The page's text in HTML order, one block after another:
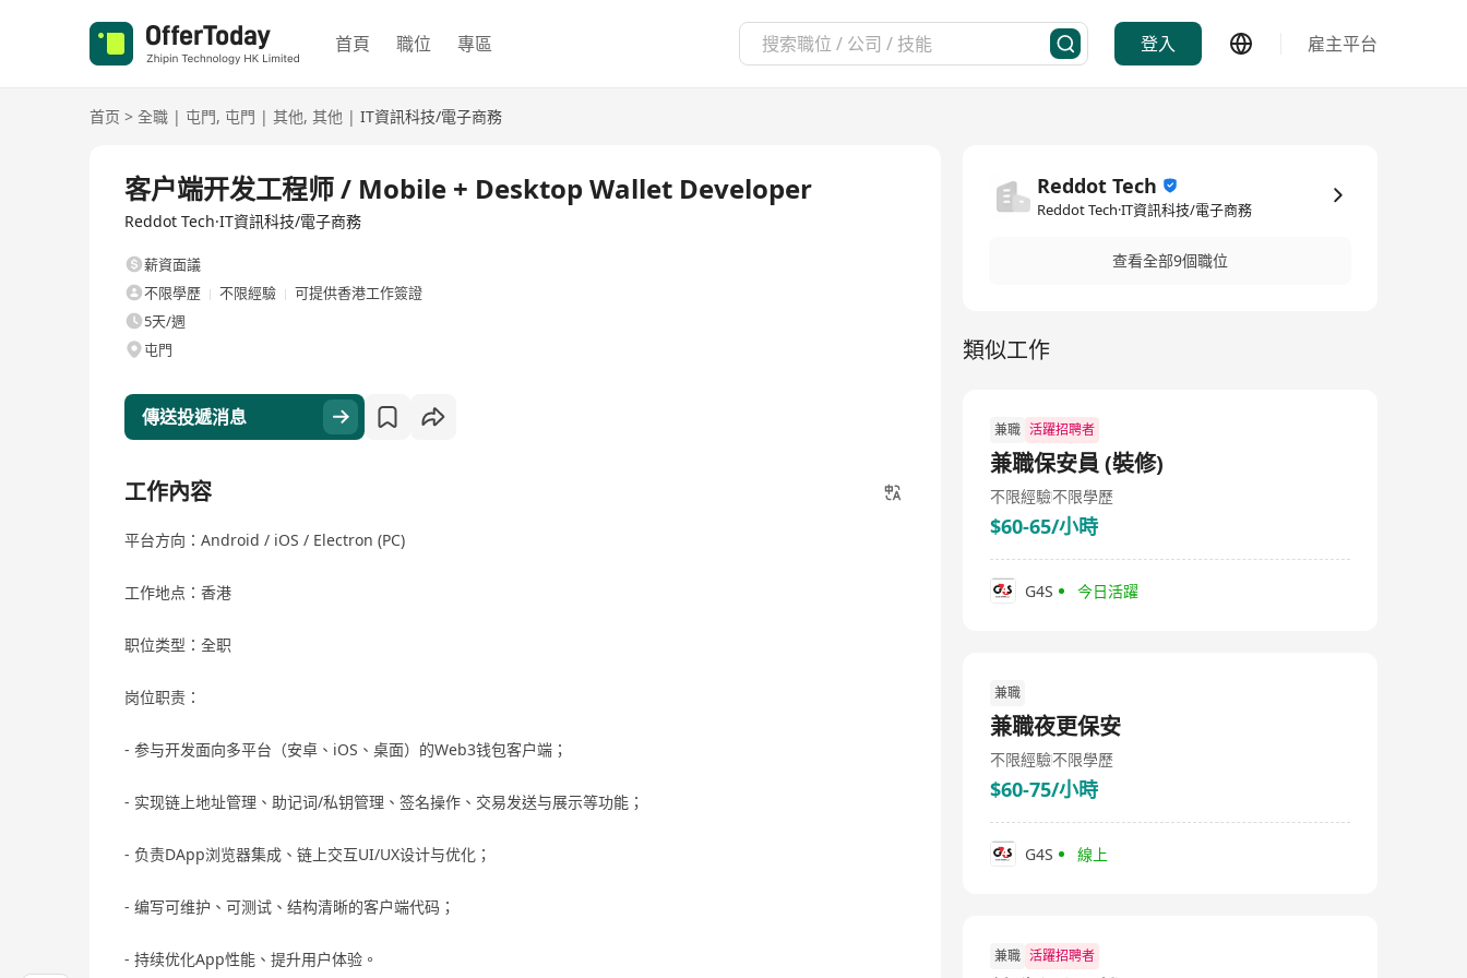
首頁 職位 專區 登入 雇主平台
首页 > 全職 | 屯門, 屯門 | 其他, 其他 | IT資訊科技/電子商務
客户端开发工程师 / Mobile + Desktop Wallet Developer
Reddot Tech·IT資訊科技/電子商務
薪資面議
不限學歷
不限經驗
可提供香港工作簽證
5天/週
屯門
傳送投遞消息
工作內容
平台方向：Android / iOS / Electron (PC)
工作地点：香港
职位类型：全职
岗位职责：
- 参与开发面向多平台（安卓、iOS、桌面）的Web3钱包客户端；
- 实现链上地址管理、助记词/私钥管理、签名操作、交易发送与展示等功能；
- 负责DApp浏览器集成、链上交互UI/UX设计与优化；
- 编写可维护、可测试、结构清晰的客户端代码；
- 持续优化App性能、提升用户体验。
Reddot Tech
Reddot Tech·IT資訊科技/電子商務
查看全部9個職位
類似工作
兼職 活躍招聘者
兼職保安員 (裝修)
不限經驗不限學歷
$60-65/小時
G4S 今日活躍
兼職
兼職夜更保安
不限經驗不限學歷
$60-75/小時
G4S 線上
兼職 活躍招聘者